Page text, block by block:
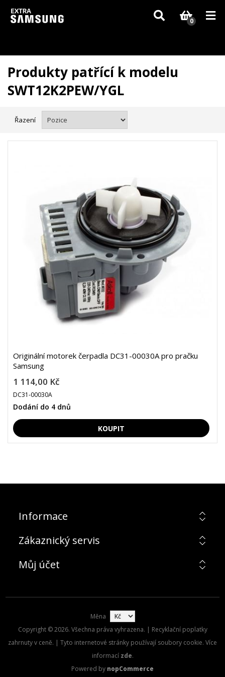
Vzhledem k aktuální situaci se může dodání dílů, které nejsou skladem,
zpozdit. Děkujeme za pochopení.
0
Produkty patřící k modelu
SWT12K2PEW/YGL
Řazení
Originální motorek čerpadla DC31-00030A pro pračku
Samsung
1 114,00 Kč
DC31-00030A
Dodání do 4 dnů
Informace
Zákaznický servis
Můj účet
Měna
Copyright © 2026. Všechna práva vyhrazena. | Recyklační poplatky
zahrnuty v ceně. | Tyto internetové stránky používají soubory cookie. Více
informací zde.
Powered by nopCommerce